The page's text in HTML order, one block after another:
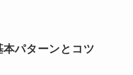
パターンとコツ